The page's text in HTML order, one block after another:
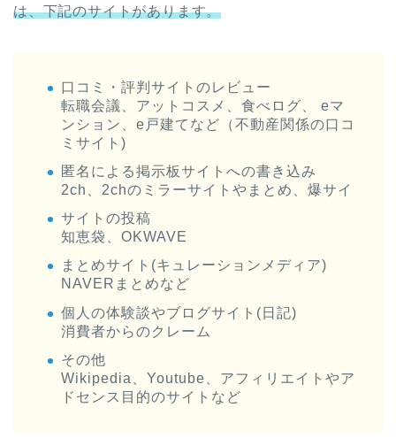
は、下記のサイトがあります。
口コミ・評判サイトのレビュー
転職会議、アットコスメ、食べログ、 eマ
ンション、e戸建てなど（不動産関係の口コ
ミサイト)
匿名による掲示板サイトへの書き込み
2ch、2chのミラーサイトやまとめ、爆サイ
サイトの投稿
知恵袋、OKWAVE
まとめサイト(キュレーションメディア)
NAVERまとめなど
個人の体験談やブログサイト(日記)
消費者からのクレーム
その他
Wikipedia、Youtube、アフィリエイトやア
ドセンス目的のサイトなど